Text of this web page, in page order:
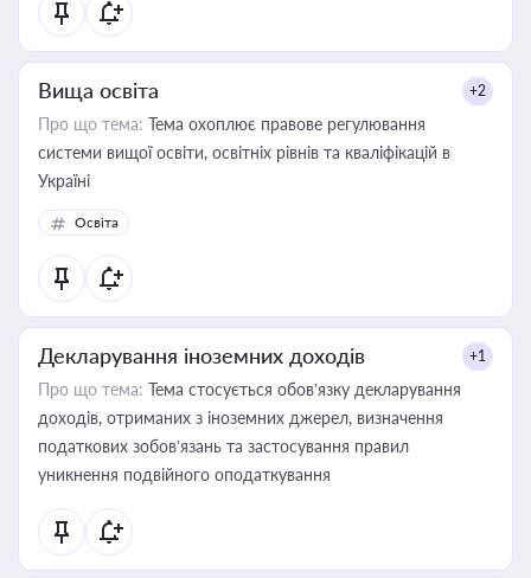
Вища освіта +2
Про що тема: Тема охоплює правове регулювання
системи вищої освіти, освітніх рівнів та кваліфікацій в
Україні
Освіта
Декларування іноземних доходів +1
Про що тема: Тема стосується обов’язку декларування
доходів, отриманих з іноземних джерел, визначення
податкових зобов’язань та застосування правил
уникнення подвійного оподаткування